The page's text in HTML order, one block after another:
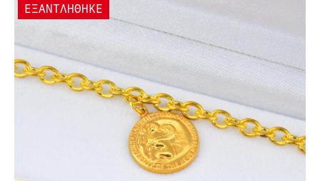
ΕΞΑΝΤΛΗΘΗΚΕ